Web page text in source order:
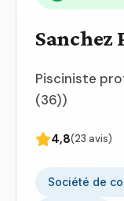
Sanchez
Pisciniste
(36))
4,8(23 avis)
Société de